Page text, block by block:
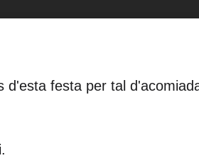
d'esta festa per tal